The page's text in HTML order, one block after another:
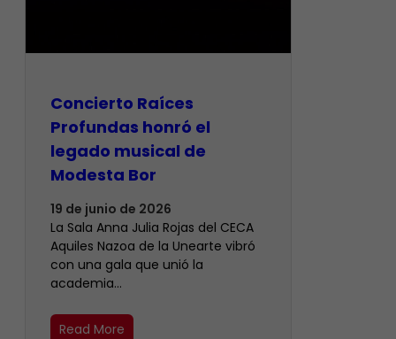
​Concierto Raíces
Profundas honró el
legado musical de
Modesta Bor
19 de junio de 2026
La Sala Anna Julia Rojas del CECA
Aquiles Nazoa de la Unearte vibró
con una gala que unió la
academia…
Read More